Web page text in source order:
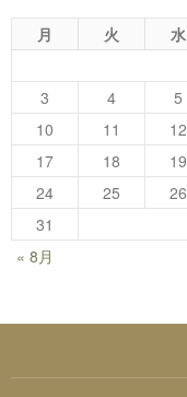
月 火 水
3
4 5
10
11 12
17
18 19
24
25 26
31
« 8月